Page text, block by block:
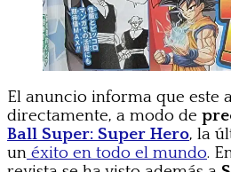
El anuncio informa que este
directamente, a modo de
Ball Super: Super Hero, la
un éxito en todo el mundo.